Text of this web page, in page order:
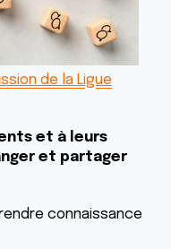
de la Ligue
et à leurs
et partager
connaissance